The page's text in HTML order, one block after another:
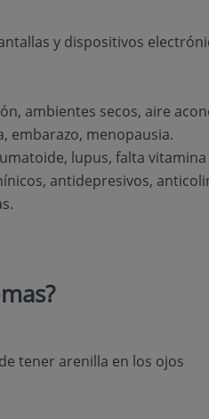
y dispositivos
ambientes secos, aire
embarazo, menopausia.
lupus, falta vitamina
antidepresivos,
tener arenilla en los ojos